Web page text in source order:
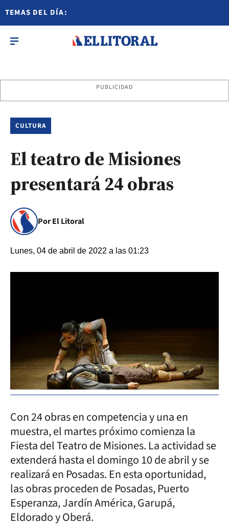
TEMAS DEL DÍA:
PUBLICIDAD
CULTURA
El teatro de Misiones
presentará 24 obras
Por El Litoral
Lunes, 04 de abril de 2022 a las 01:23
Con 24 obras en competencia y una en
muestra, el martes próximo comienza la
Fiesta del Teatro de Misiones. La actividad se
extenderá hasta el domingo 10 de abril y se
realizará en Posadas. En esta oportunidad,
las obras proceden de Posadas, Puerto
Esperanza, Jardín América, Garupá,
Eldorado y Oberá.